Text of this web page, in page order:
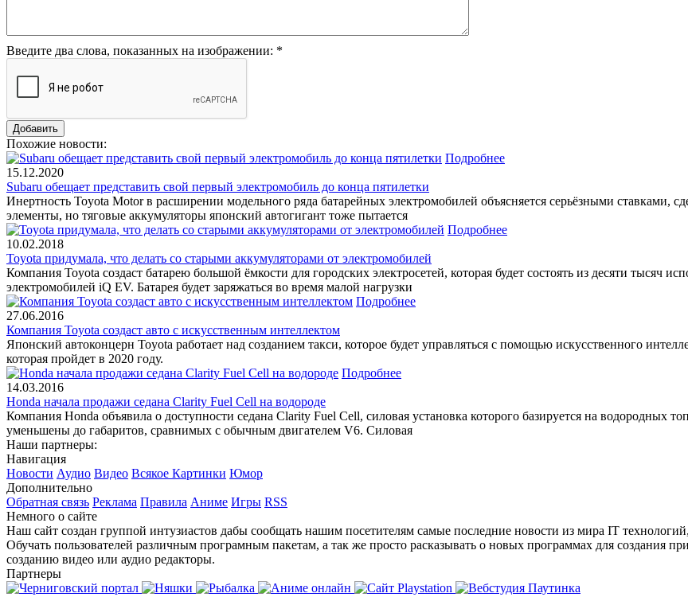
Введите два слова, показанных на изображении: *
Похожие новости:
Подробнее
15.12.2020
Subaru обещает представить свой первый электромобиль до конца пятилетки
Инертность Toyota Motor в расширении модельного ряда батарейных электромобилей объясняется серьёзными
элементы, но тяговые аккумуляторы японский автогигант тоже пытается
Подробнее
10.02.2018
Toyota придумала, что делать со старыми аккумуляторами от электромобилей
Компания Toyota создаст батарею большой ёмкости для городских электросетей, которая будет состоять из десяти тысяч
электромобилей iQ EV. Батарея будет заряжаться во время малой нагрузки
Подробнее
27.06.2016
Компания Toyota создаст авто с искусственным интеллектом
Японский автоконцерн Toyota работает над созданием такси, которое будет управляться с помощью искусственного
которая пройдет в 2020 году.
Подробнее
14.03.2016
Honda начала продажи седана Clarity Fuel Cell на водороде
Компания Honda объявила о доступности седана Clarity Fuel Cell, силовая установка которого базируется на водородных
уменьшены до габаритов, сравнимых с обычным двигателем V6. Силовая
Наши партнеры:
Навигация
Новости Аудио Видео Всякое Картинки Юмор
Дополнительно
Обратная связь Реклама Правила Аниме Игры RSS
Немного о сайте
Наш сайт создан группой интузиастов дабы сообщать нашим посетителям самые последние новости из мира IT
Обучать пользователей различным програмным пакетам, а так же просто расказывать о новых программах для
созданию видео или аудио редакторы.
Партнеры